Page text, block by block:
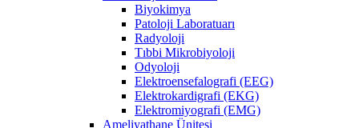
Biyokimya
Patoloji Laboratuarı
Radyoloji
Tıbbi Mikrobiyoloji
Odyoloji
Elektroensefalografi (EEG)
Elektrokardigrafi (EKG)
Elektromiyografi (EMG)
Ameliyathane Ünitesi